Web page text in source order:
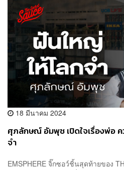
18 มีนาคม 2024
ศุภลักษณ์ อัมพุช เปิดใจเรื่องพ่อ
จำ
EMSPHERE จิ๊กซอว์ชิ้นสุดท้ายของ